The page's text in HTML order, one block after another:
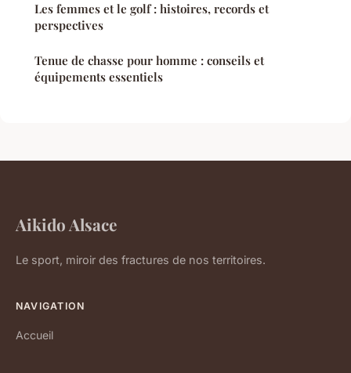
Les femmes et le golf : histoires, records et
perspectives
Tenue de chasse pour homme : conseils et
équipements essentiels
Aikido Alsace
Le sport, miroir des fractures de nos territoires.
NAVIGATION
Accueil